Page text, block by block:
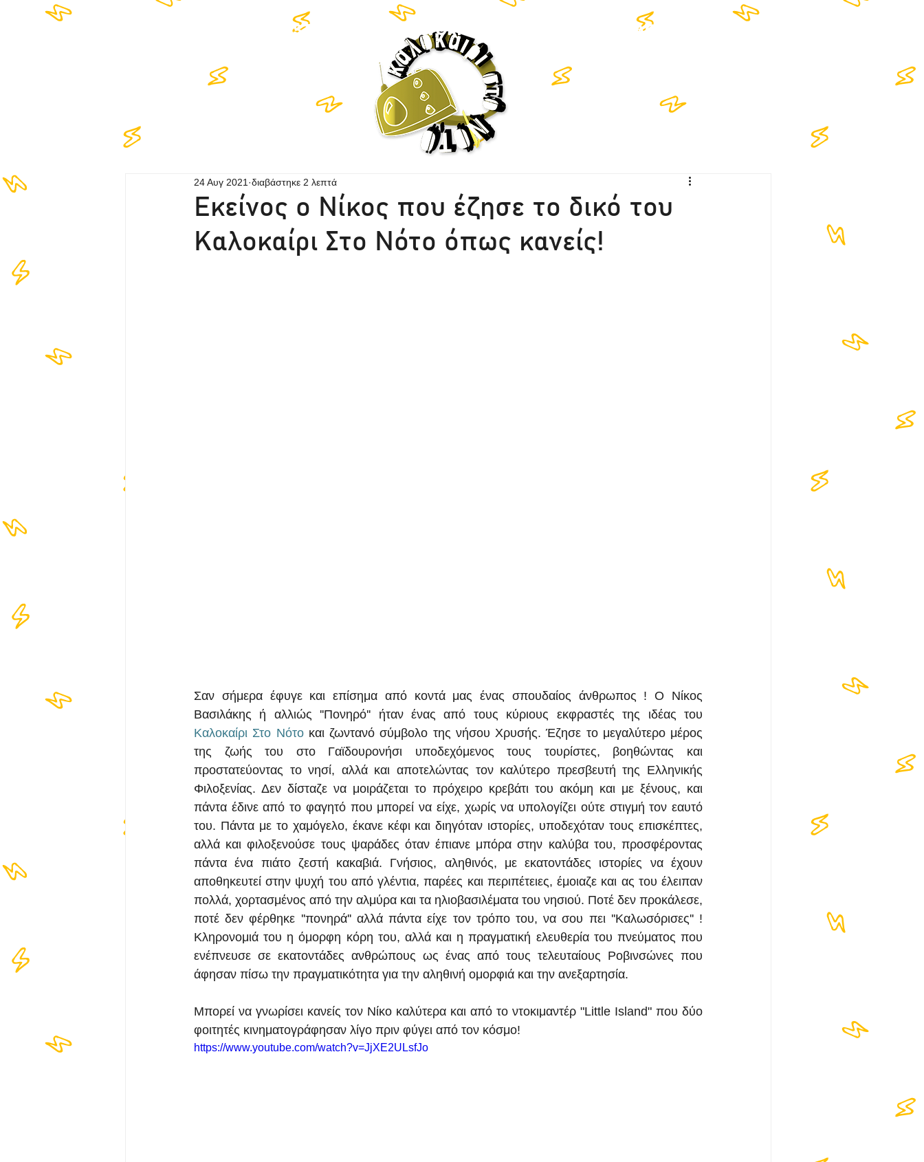
LISTEN LIVE NETWORK CONTACT
Εκείνος ο Νίκος που έζησε το δικό του
Καλοκαίρι Στο Νότο όπως κανείς!
24 Αυγ 2021 διαβάστηκε 2 λεπτά
Σαν σήμερα έφυγε και επίσημα από κοντά μας ένας σπουδαίος άνθρωπος ! Ο Νίκος
Καλοκαίρι Στο Νότο και ζωντανό σύμβολο της νήσου Χρυσής. Έζησε το μεγαλύτερο μέρος
της ζωής του στο Γαϊδουρονήσι υποδεχόμενος τους τουρίστες, βοηθώντας και
προστατεύοντας το νησί, αλλά και αποτελώντας τον καλύτερο πρεσβευτή της Ελληνικής
Φιλοξενίας. Δεν δίσταζε να μοιράζεται το πρόχειρο κρεβάτι του ακόμη και με ξένους, και
πάντα έδινε από το φαγητό που μπορεί να είχε, χωρίς να υπολογίζει ούτε στιγμή τον εαυτό
του. Πάντα με το χαμόγελο, έκανε κέφι και διηγόταν ιστορίες, υποδεχόταν τους επισκέπτες,
αλλά και φιλοξενούσε τους ψαράδες όταν έπιανε μπόρα στην καλύβα του, προσφέροντας
πάντα ένα πιάτο ζεστή κακαβιά. Γνήσιος, αληθινός, με εκατοντάδες ιστορίες να έχουν
αποθηκευτεί στην ψυχή του από γλέντια, παρέες και περιπέτειες, έμοιαζε και ας του έλειπαν
πολλά, χορτασμένος από την αλμύρα και τα ηλιοβασιλέματα του νησιού. Ποτέ δεν προκάλεσε,
ποτέ δεν φέρθηκε ''πονηρά'' αλλά πάντα είχε τον τρόπο του, να σου πει ''Καλωσόρισες'' !
Κληρονομιά του η όμορφη κόρη του, αλλά και η πραγματική ελευθερία του πνεύματος που
ενέπνευσε σε εκατοντάδες ανθρώπους ως ένας από τους τελευταίους Ροβινσώνες που
άφησαν πίσω την πραγματικότητα για την αληθινή ομορφιά και την ανεξαρτησία.
Μπορεί να γνωρίσει κανείς τον Νίκο καλύτερα και από το ντοκιμαντέρ "Little Island" που δύο
φοιτητές κινηματογράφησαν λίγο πριν φύγει από τον κόσμο!
https://www.youtube.com/watch?v=JjXE2ULsfJo